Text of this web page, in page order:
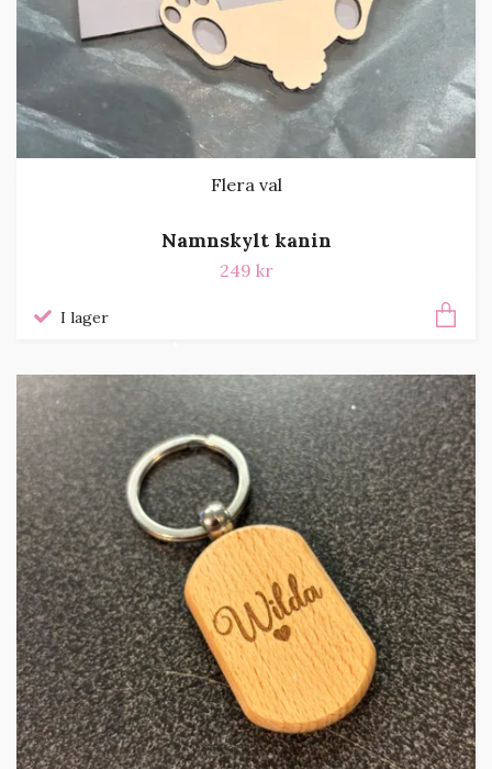
Flera val
Namnskylt kanin
249 kr
I lager